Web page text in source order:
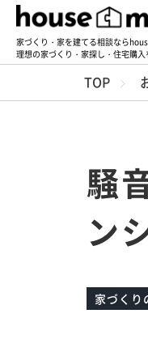
家づくり・家を建てる相談なら
理想の家づくり・家探し・住宅購入
TOP
騒
ン
家づくり